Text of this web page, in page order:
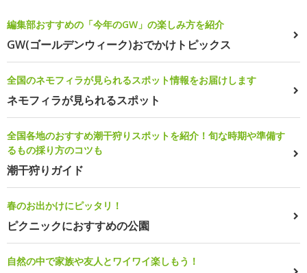
編集部おすすめの「今年のGW」の楽しみ方を紹介
GW(ゴールデンウィーク)おでかけトピックス
全国のネモフィラが見られるスポット情報をお届けします
ネモフィラが見られるスポット
全国各地のおすすめ潮干狩りスポットを紹介！旬な時期や準備す
るもの採り方のコツも
潮干狩りガイド
春のお出かけにピッタリ！
ピクニックにおすすめの公園
自然の中で家族や友人とワイワイ楽しもう！